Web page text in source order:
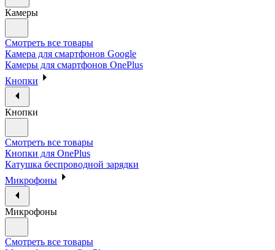
Камеры
Смотреть все товары
Камера для смартфонов Google
Камеры для смартфонов OnePlus
Кнопки
Кнопки
Смотреть все товары
Кнопки для OnePlus
Катушка беспроводной зарядки
Микрофоны
Микрофоны
Смотреть все товары